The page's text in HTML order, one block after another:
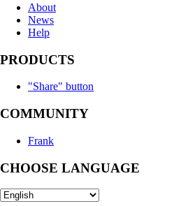
About
News
Help
PRODUCTS
"Share" button
COMMUNITY
Frank
CHOOSE LANGUAGE